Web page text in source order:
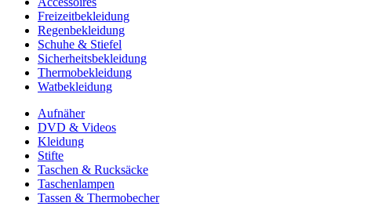
Freizeitbekleidung
Regenbekleidung
Schuhe & Stiefel
Sicherheitsbekleidung
Thermobekleidung
Watbekleidung
Aufnäher
DVD & Videos
Kleidung
Stifte
Taschen & Rucksäcke
Taschenlampen
Tassen & Thermobecher